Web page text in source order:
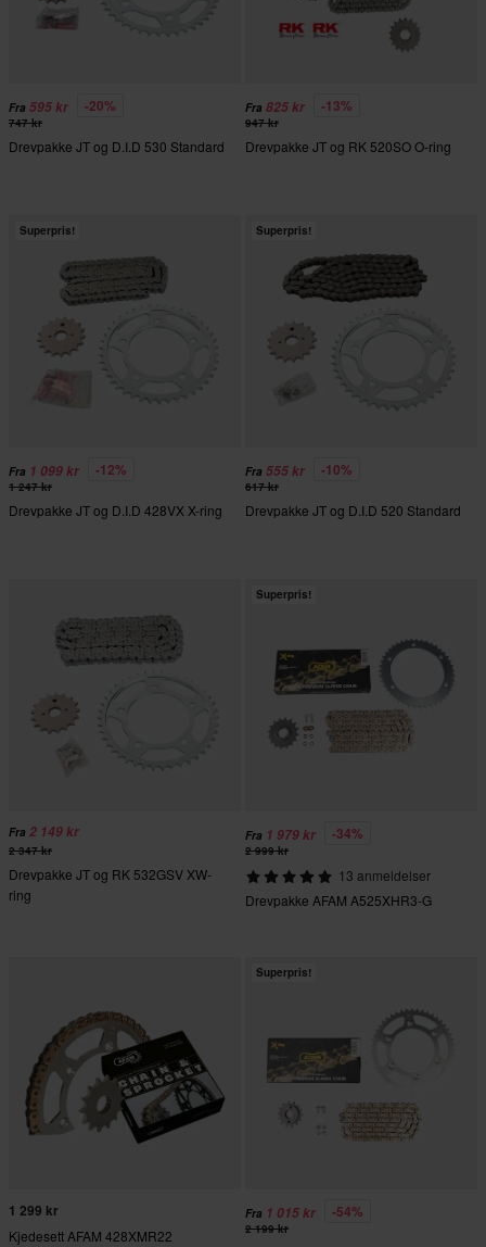
Fra 595 kr -20%
747 kr
Drevpakke JT og D.I.D 530 Standard
Fra 825 kr -13%
947 kr
Drevpakke JT og RK 520SO O-ring
Superpris!
Fra 1 099 kr -12%
1 247 kr
Drevpakke JT og D.I.D 428VX X-ring
Superpris!
Fra 555 kr -10%
617 kr
Drevpakke JT og D.I.D 520 Standard
Fra 2 149 kr
2 347 kr
Drevpakke JT og RK 532GSV XW-
ring
Superpris!
Fra 1 979 kr -34%
2 999 kr
13 anmeldelser
Drevpakke AFAM A525XHR3-G
1 299 kr
Kjedesett AFAM 428XMR22
Superpris!
Fra 1 015 kr -54%
2 199 kr